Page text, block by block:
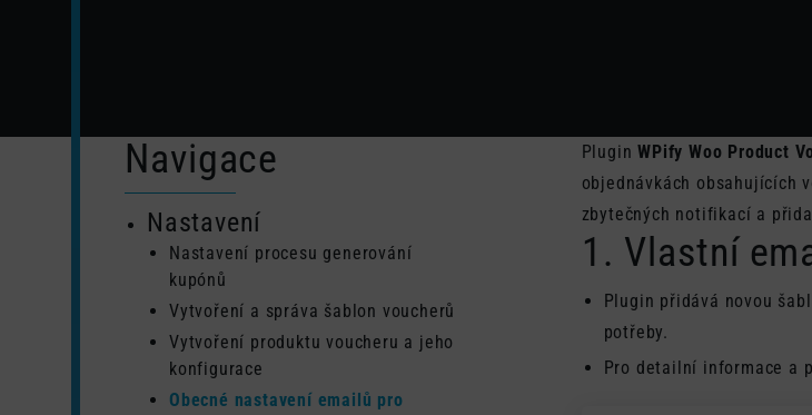
Navigace
Nastavení
Nastavení procesu generování
kupónů
Vytvoření a správa šablon voucherů
Vytvoření produktu voucheru a jeho
konfigurace
Obecné nastavení emailů pro
PluginWPify Woo Product
objednávkách obsahujících
zbytečných notifikací a
1. Vlastní
Plugin přidává novou
potřeby.
Pro detailní informace a